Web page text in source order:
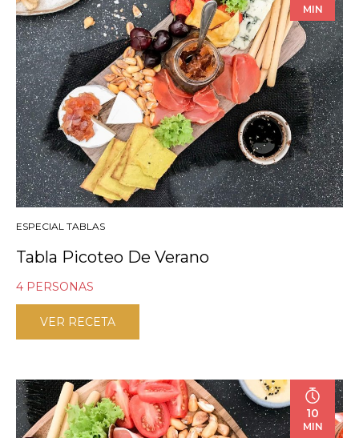
MIN
ESPECIAL TABLAS
Tabla Picoteo De Verano
4 PERSONAS
VER RECETA
10
MIN